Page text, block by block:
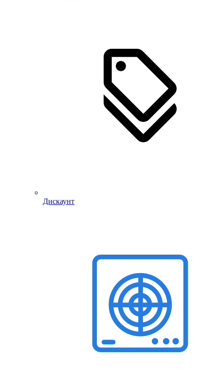
Дискаунт